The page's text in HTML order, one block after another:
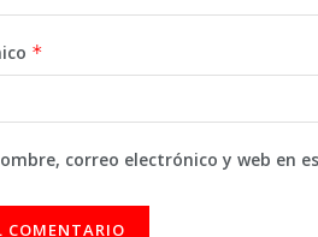
*
correo electrónico y web en